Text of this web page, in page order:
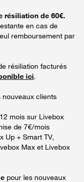
résiliation de 60€.
en cas de
remboursement par
résiliation facturés
ici.
nouveaux clients
mois sur Livebox
de 7€/mois
Up + Smart TV,
Max et Livebox
pour les nouveaux